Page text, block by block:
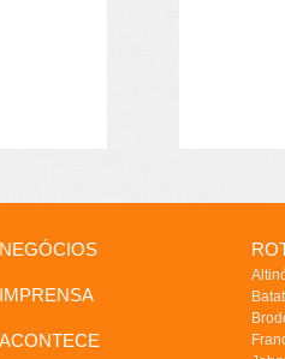
NEGÓCIOS
IMPRENSA
ACONTECE